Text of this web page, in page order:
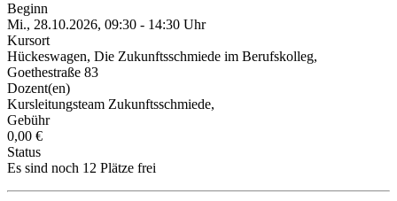
Beginn
Mi., 28.10.2026, 09:30 - 14:30 Uhr
Kursort
Hückeswagen, Die Zukunftsschmiede im Berufskolleg,
Goethestraße 83
Dozent(en)
Kursleitungsteam Zukunftsschmiede,
Gebühr
0,00 €
Status
Es sind noch 12 Plätze frei